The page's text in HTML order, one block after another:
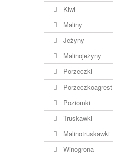
Kiwi
Maliny
Jeżyny
Malinojeżyny
Porzeczki
Porzeczkoagrest
Poziomki
Truskawki
Malinotruskawki
Winogrona